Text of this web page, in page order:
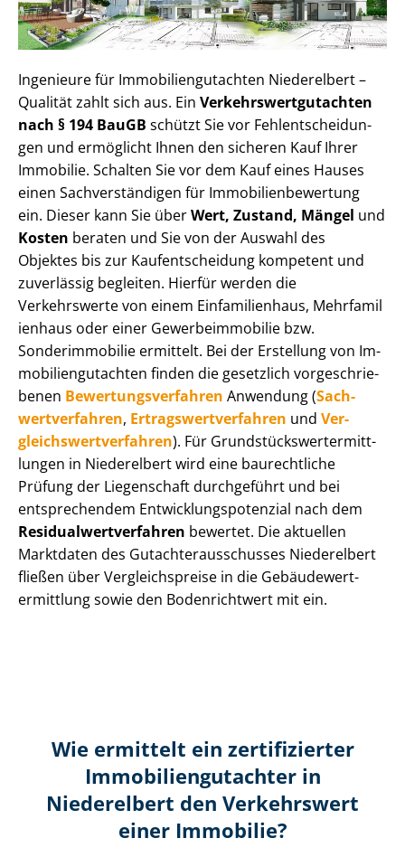
Ingenieure für Im­mo­bi­li­en­gut­ach­ten Niederelbert –
Qualität zahlt sich aus. Ein Ver­kehrs­wert­gut­ach­ten
nach § 194 BauGB schützt Sie vor Fehl­ent­schei­dun­
gen und ermöglicht Ihnen den sicheren Kauf Ihrer
Immobilie. Schalten Sie vor dem Kauf eines Hauses
einen Sach­ver­stän­di­gen für Im­mo­bi­li­en­be­wer­tung
ein. Dieser kann Sie überWert, Zustand, Mängel und
Kosten beraten und Sie von der Auswahl des
Objektes bis zur Kauf­ent­schei­dung kompetent und
zuverlässig begleiten. Hierfür werden die
Verkehrswerte von einem Einfamilienhaus, Mehr­fa­mi­l
i­en­haus oder einer Ge­wer­be­im­mo­bi­lie bzw.
Sonderimmobilie ermittelt. Bei der Erstellung von Im­
mo­bi­li­en­gut­ach­ten finden die gesetzlich vor­ge­schrie­
be­nen Be­wer­tungs­ver­fah­ren Anwendung (Sach­
wert­ver­fah­ren, Er­trags­wert­ver­fah­ren und Ver­
gleichs­wert­ver­fah­ren). Für Grund­stücks­wert­ermitt­
lun­gen in Niederelbert wird eine baurechtliche
Prüfung der Liegenschaft durchgeführt und bei
entsprechendem Ent­wick­lungs­po­ten­zi­al nach dem
Re­si­du­al­wert­ver­fah­ren bewertet. Die aktuellen
Marktdaten des Gut­ach­ter­aus­schus­ses Niederelbert
fließen über Ver­gleichs­prei­se in die Ge­bäu­de­wert­
ermitt­lung sowie den Bodenrichtwert mit ein.
Wie ermittelt ein zertifizierter
Immobilien­gutachter in
Niederelbert den Verkehrswert
einer Immobilie?